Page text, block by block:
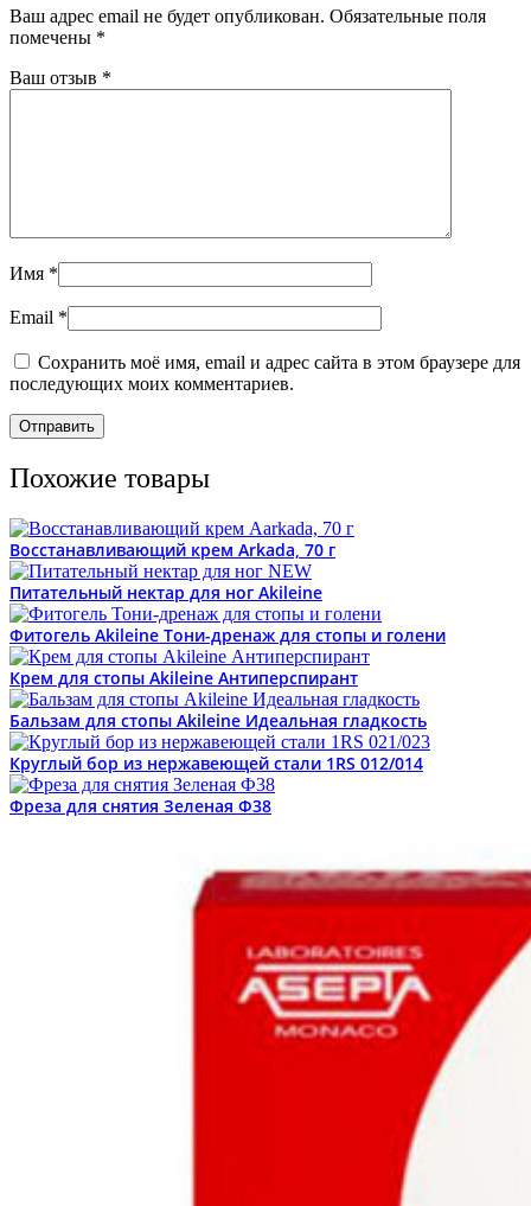
Ваш адрес email не будет опубликован. Обязательные поля
помечены *
Ваш отзыв *
Имя *
Email *
Сохранить моё имя, email и адрес сайта в этом браузере для
последующих моих комментариев.
Похожие товары
Восстанавливающий крем Arkada, 70 г
Питательный нектар для ног Akileine
Фитогель Akileine Тони-дренаж для стопы и голени
Крем для стопы Akileine Антиперспирант
Бальзам для стопы Akileine Идеальная гладкость
Круглый бор из нержавеющей стали 1RS 012/014
Фреза для снятия Зеленая Ф38